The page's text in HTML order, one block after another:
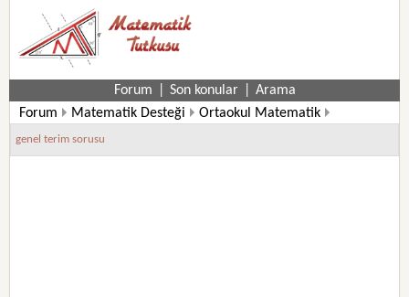
Forum Son konular
Arama
Forum
Matematik Desteği
Ortaokul Matematik
6. Sınıf Matematik Soruları
genel terim sorusu